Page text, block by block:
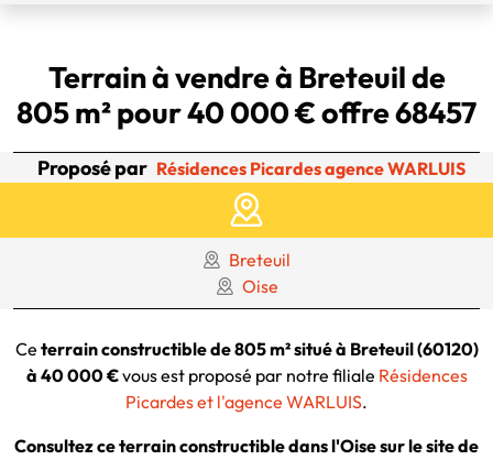
Terrain à vendre à Breteuil de
805 m² pour 40 000 € offre 68457
Proposé par Résidences Picardes agence WARLUIS
Breteuil
Oise
Ce terrain constructible de 805 m² situé à Breteuil (60120)
à 40 000 €vous est proposé par notre filiale Résidences
Picardes et l'agence WARLUIS.
Consultez ce terrain constructible dans l'Oise sur le site de